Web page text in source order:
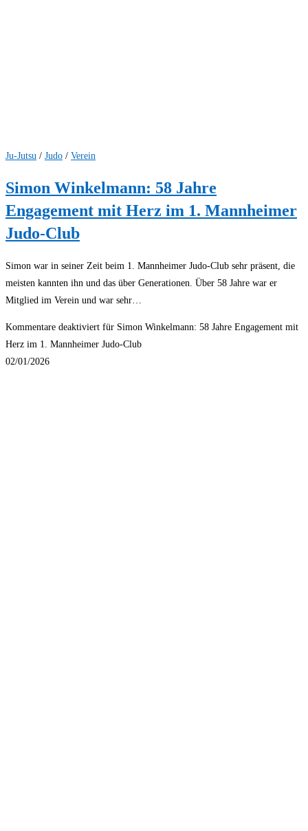
Ju-Jutsu / Judo / Verein
Simon Winkelmann: 58 Jahre
Engagement mit Herz im 1. Mannheimer
Judo-Club
Simon war in seiner Zeit beim 1. Mannheimer Judo-Club sehr präsent, die
meisten kannten ihn und das über Generationen. Über 58 Jahre war er
Mitglied im Verein und war sehr…
Kommentare deaktiviert für Simon Winkelmann: 58 Jahre Engagement mit
Herz im 1. Mannheimer Judo-Club
02/01/2026